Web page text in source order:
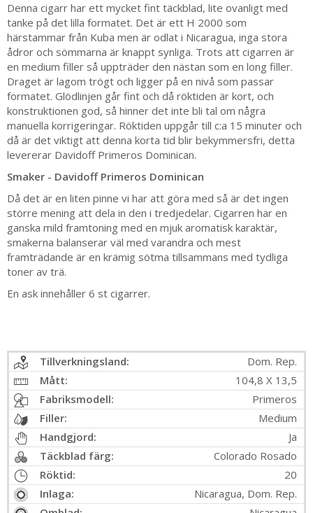
Denna cigarr har ett mycket fint täckblad, lite ovanligt med
tanke på det lilla formatet. Det är ett H 2000 som
härstammar från Kuba men är odlat i Nicaragua, inga stora
ådror och sömmarna är knappt synliga. Trots att cigarren är
en medium filler så uppträder den nästan som en long filler.
Draget är lagom trögt och ligger på en nivå som passar
formatet. Glödlinjen går fint och då röktiden är kort, och
konstruktionen god, så hinner det inte bli tal om några
manuella korrigeringar. Röktiden uppgår till c:a 15 minuter och
då är det viktigt att denna korta tid blir bekymmersfri, detta
levererar Davidoff Primeros Dominican.
Smaker - Davidoff Primeros Dominican
Då det är en liten pinne vi har att göra med så är det ingen
större mening att dela in den i tredjedelar. Cigarren har en
ganska mild framtoning med en mjuk aromatisk karaktär,
smakerna balanserar väl med varandra och mest
framträdande är en krämig sötma tillsammans med tydliga
toner av trä.
En ask innehåller 6 st cigarrer.
Tillverkningsland:
Dom. Rep.
Mått:
104,8 X 13,5
Fabriksmodell:
Primeros
Filler:
Medium
Handgjord:
Ja
Täckblad färg:
Colorado Rosado
Röktid:
20
Inlaga:
Nicaragua, Dom. Rep.